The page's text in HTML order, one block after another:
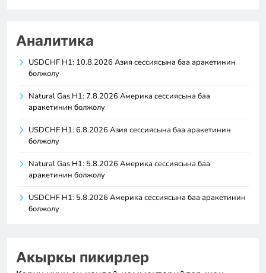
Аналитика
USDCHF H1: 10.8.2026 Азия сессиясына баа аракетинин
болжолу
Natural Gas H1: 7.8.2026 Америка сессиясына баа
аракетинин болжолу
USDCHF H1: 6.8.2026 Азия сессиясына баа аракетинин
болжолу
Natural Gas H1: 5.8.2026 Америка сессиясына баа
аракетинин болжолу
USDCHF H1: 5.8.2026 Америка сессиясына баа аракетинин
болжолу
Акыркы пикирлер